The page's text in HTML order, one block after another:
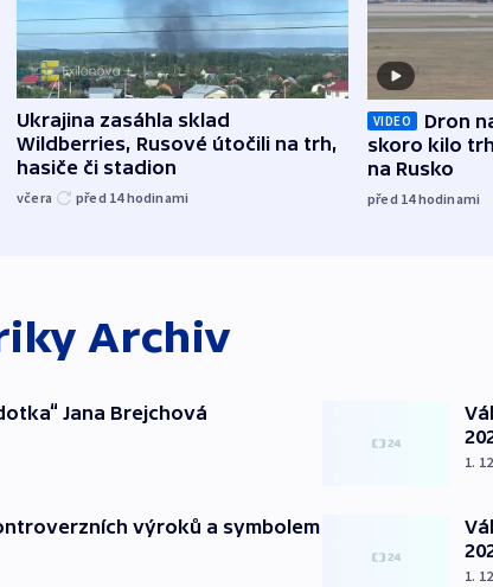
Ukrajina zasáhla sklad
Wildberries, Rusové útočili na trh,
hasiče či stadion
včera před 14hodinami
VIDEO
Dron
skoro kilo
na Rusko
před 14hodinami
Archiv
Jana Brejchová
výroků a symbolem
1.
1.